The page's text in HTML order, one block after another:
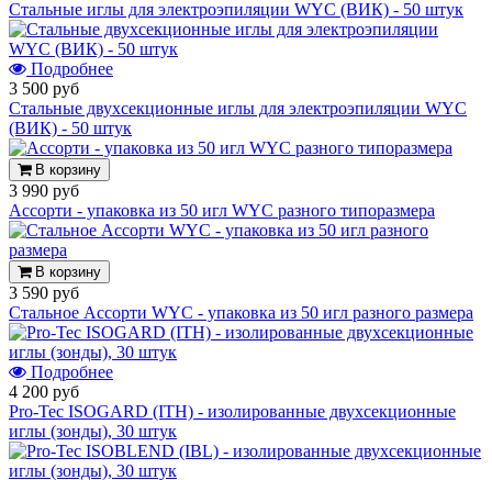
Стальные иглы для электроэпиляции WYC (ВИК) - 50 штук
Подробнее
3 500 руб
Стальные двухсекционные иглы для электроэпиляции WYC
(ВИК) - 50 штук
В корзину
3 990 руб
Ассорти - упаковка из 50 игл WYC разного типоразмера
В корзину
3 590 руб
Стальное Ассорти WYC - упаковка из 50 игл разного размера
Подробнее
4 200 руб
Pro-Tec ISOGARD (ITH) - изолированные двухсекционные
иглы (зонды), 30 штук